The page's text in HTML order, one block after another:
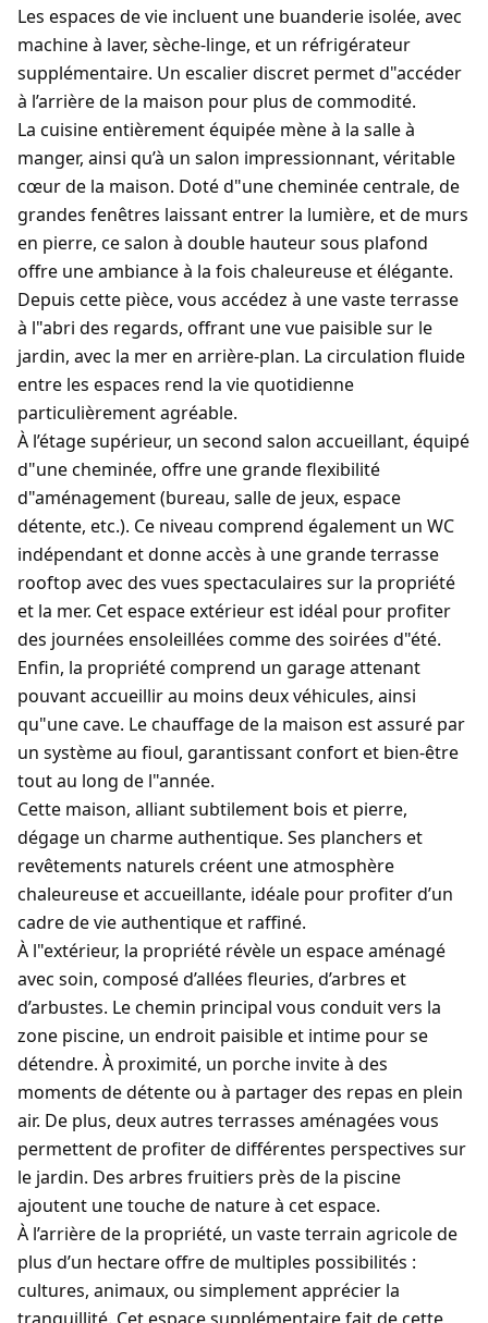
Les espaces de vie incluent une buanderie isolée, avec
machine à laver, sèche-linge, et un réfrigérateur
supplémentaire. Un escalier discret permet d"accéder
à l’arrière de la maison pour plus de commodité.
La cuisine entièrement équipée mène à la salle à
manger, ainsi qu’à un salon impressionnant, véritable
cœur de la maison. Doté d"une cheminée centrale, de
grandes fenêtres laissant entrer la lumière, et de murs
en pierre, ce salon à double hauteur sous plafond
offre une ambiance à la fois chaleureuse et élégante.
Depuis cette pièce, vous accédez à une vaste terrasse
à l"abri des regards, offrant une vue paisible sur le
jardin, avec la mer en arrière-plan. La circulation fluide
entre les espaces rend la vie quotidienne
particulièrement agréable.
À l’étage supérieur, un second salon accueillant, équipé
d"une cheminée, offre une grande flexibilité
d"aménagement (bureau, salle de jeux, espace
détente, etc.). Ce niveau comprend également un WC
indépendant et donne accès à une grande terrasse
rooftop avec des vues spectaculaires sur la propriété
et la mer. Cet espace extérieur est idéal pour profiter
des journées ensoleillées comme des soirées d"été.
Enfin, la propriété comprend un garage attenant
pouvant accueillir au moins deux véhicules, ainsi
qu"une cave. Le chauffage de la maison est assuré par
un système au fioul, garantissant confort et bien-être
tout au long de l"année.
Cette maison, alliant subtilement bois et pierre,
dégage un charme authentique. Ses planchers et
revêtements naturels créent une atmosphère
chaleureuse et accueillante, idéale pour profiter d’un
cadre de vie authentique et raffiné.
À l"extérieur, la propriété révèle un espace aménagé
avec soin, composé d’allées fleuries, d’arbres et
d’arbustes. Le chemin principal vous conduit vers la
zone piscine, un endroit paisible et intime pour se
détendre. À proximité, un porche invite à des
moments de détente ou à partager des repas en plein
air. De plus, deux autres terrasses aménagées vous
permettent de profiter de différentes perspectives sur
le jardin. Des arbres fruitiers près de la piscine
ajoutent une touche de nature à cet espace.
À l’arrière de la propriété, un vaste terrain agricole de
plus d’un hectare offre de multiples possibilités :
cultures, animaux, ou simplement apprécier la